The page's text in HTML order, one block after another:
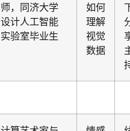
师，同济大学
设计人工智能
实验室毕业生
如何
理解
视觉
数据